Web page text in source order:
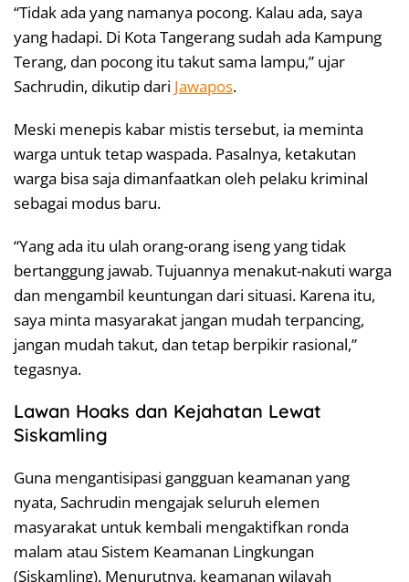
“Tidak ada yang namanya pocong. Kalau ada, saya
yang hadapi. Di Kota Tangerang sudah ada Kampung
Terang, dan pocong itu takut sama lampu,” ujar
Sachrudin, dikutip dari Jawapos.
Meski menepis kabar mistis tersebut, ia meminta
warga untuk tetap waspada. Pasalnya, ketakutan
warga bisa saja dimanfaatkan oleh pelaku kriminal
sebagai modus baru.
“Yang ada itu ulah orang-orang iseng yang tidak
bertanggung jawab. Tujuannya menakut-nakuti warga
dan mengambil keuntungan dari situasi. Karena itu,
saya minta masyarakat jangan mudah terpancing,
jangan mudah takut, dan tetap berpikir rasional,”
tegasnya.
Lawan Hoaks dan Kejahatan Lewat
Siskamling
Guna mengantisipasi gangguan keamanan yang
nyata, Sachrudin mengajak seluruh elemen
masyarakat untuk kembali mengaktifkan ronda
malam atau Sistem Keamanan Lingkungan
(Siskamling). Menurutnya, keamanan wilayah